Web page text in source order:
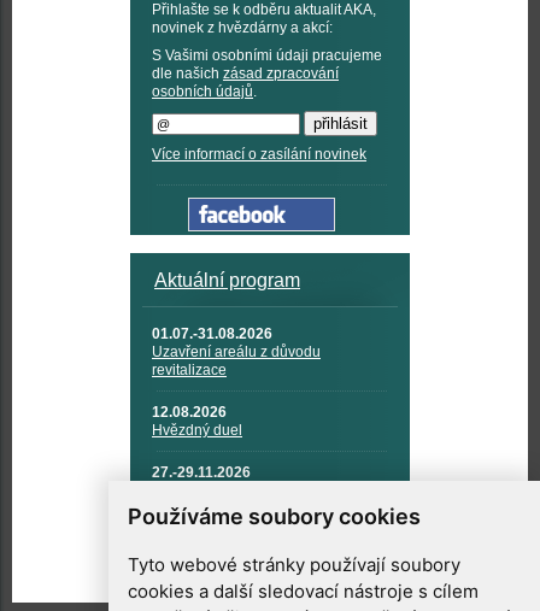
Používáme soubory cookies
Tyto webové stránky používají soubory
cookies a další sledovací nástroje s cílem
Přihlašte se k odběru aktualit AKA,
novinek z hvězdárny a akcí:
S Vašimi osobními údaji pracujeme
dle našich zásad zpracování
osobních údajů.
Více informací o zasílání novinek
Aktuální program
01.07.-31.08.2026
Uzavření areálu z důvodu
revitalizace
12.08.2026
Hvězdný duel
27.-29.11.2026
TECHNIKA A KOSMICKÉ
TECHNOLOGIE